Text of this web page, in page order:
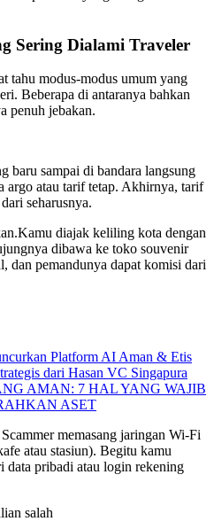
Sering Dialami Traveler
tahu modus-modus umum yang
Beberapa di antaranya bahkan
penuh jebakan.
baru sampai di bandara langsung
argo atau tarif tetap. Akhirnya, tarif
seharusnya.
diajak keliling kota dengan
dibawa ke toko souvenir
dan pemandunya dapat komisi dari
Platform AI Aman & Etis
dari Hasan VC Singapura
AMAN: 7 HAL YANG WAJIB
ASET
memasang jaringan Wi-Fi
atau stasiun). Begitu kamu
data pribadi atau login rekening
salah